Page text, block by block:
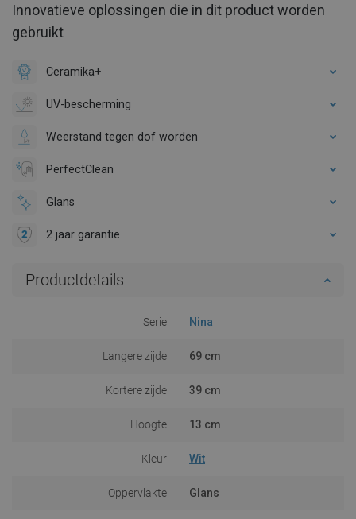
Innovatieve oplossingen die in dit product worden
gebruikt
Ceramika+
UV-bescherming
Weerstand tegen dof worden
PerfectClean
Glans
2 jaar garantie
Productdetails
Serie Nina
Langere zijde 69 cm
Kortere zijde 39 cm
Hoogte 13 cm
Kleur Wit
Oppervlakte Glans